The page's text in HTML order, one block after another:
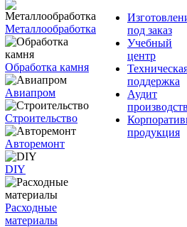
Металлообработка
Обработка камня
Авиапром
Строительство
Авторемонт
DIY
Расходные
материалы
под заказ
Учебный
центр
поддержка
Аудит
продукция